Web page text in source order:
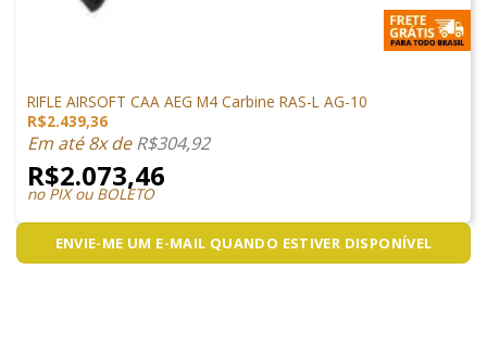
RIFLE AIRSOFT CAA AEG M4 Carbine RAS-L AG-10
R$2.439,36
Em até 8x deR$304,92
R$2.073,46
no PIX ou BOLETO
ENVIE-ME UM E-MAIL QUANDO ESTIVER DISPONÍVEL